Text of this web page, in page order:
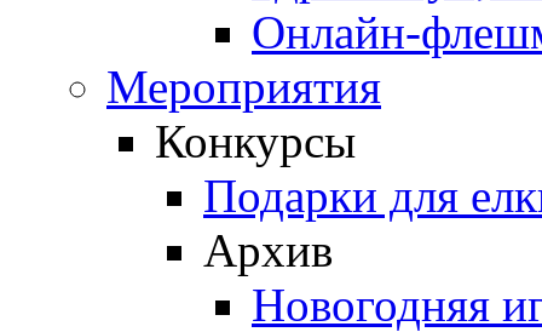
Онлайн-
Мероприятия
Конкурсы
Подарки для
Архив
Новогодняя